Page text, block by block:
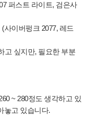
퍼스트 라이트, 검은사
사이버펑크 2077, 레드
고 싶지만, 필요한 부분
~ 280정도 생각하고 있
놓고 있습니다.